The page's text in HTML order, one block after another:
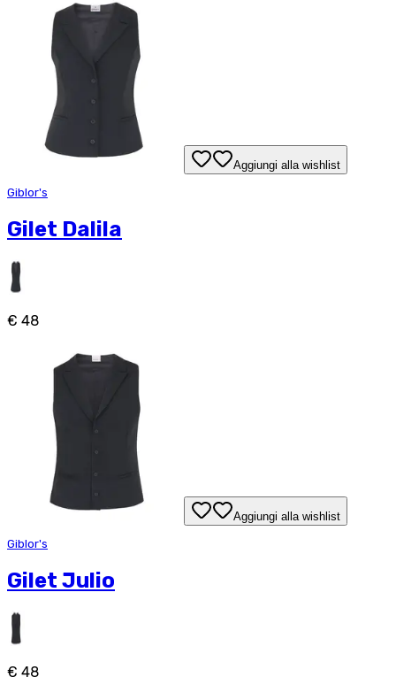
Aggiungi alla wishlist
Giblor's
Gilet Dalila
€ 48
Aggiungi alla wishlist
Giblor's
Gilet Julio
€ 48